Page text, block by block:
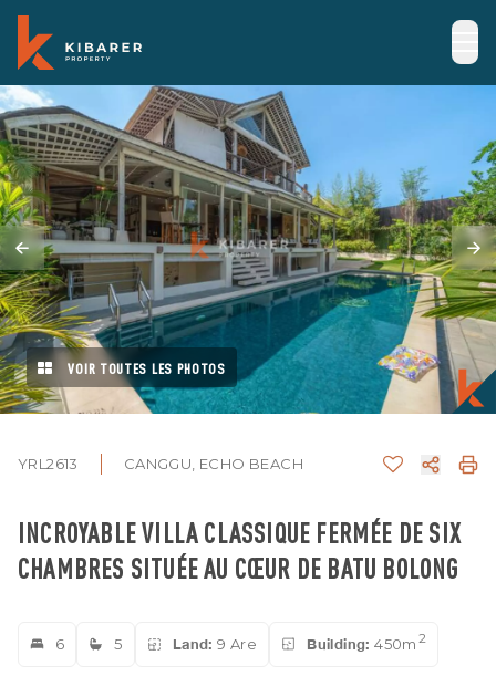
VOIR TOUTES LES PHOTOS
YRL2613 CANGGU, ECHO BEACH
INCROYABLE VILLA CLASSIQUE FERMÉE DE SIX
CHAMBRES SITUÉE AU CŒUR DE BATU BOLONG
6 5 Land: 9 Are Building: 450m 2